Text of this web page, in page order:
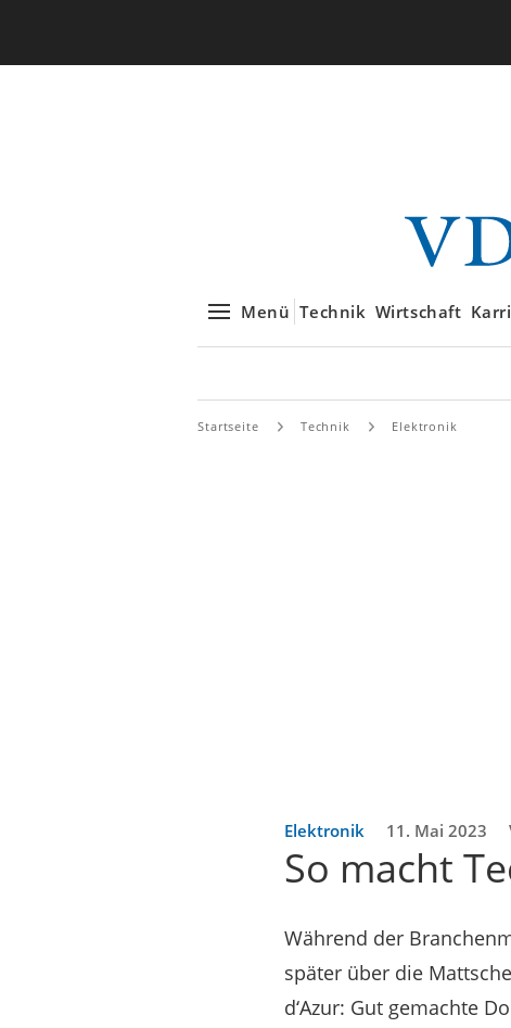
Menü Technik Wirtschaft
Startseite Technik Elektronik
Elektronik 11. Mai 2023
So macht
Während der
später über die
d‘Azur: Gut gemachte